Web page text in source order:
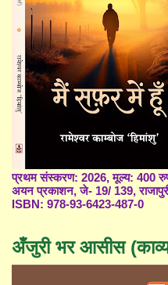
प्रथम संस्करण: 2026, मूल्य: 400
अयन प्रकाशन, जे- 19/ 139,
ISBN: 978-93-6423-487-0
अँजुरी भर आसीस